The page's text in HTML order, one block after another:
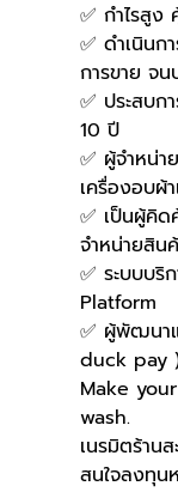
✅ กำไรสูง
✅ ดำเนินก
การขาย จน
✅ ประสบก
10 ปี
✅ ผู้จำหน่า
เครื่องอบผ้
✅ เป็นผู้คิด
จำหน่ายสิน
✅ ระบบบริ
Platform
✅ ผู้พัฒนาแ
duck
Make
wash.
เนรมิตร้า
สนใจลงทุน